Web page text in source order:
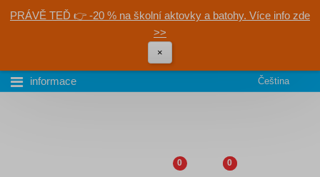
PRÁVĚ TEĎ 👉 -20 % na školní aktovky a batohy. Více info zde
>>
×
informace Čeština
0 0